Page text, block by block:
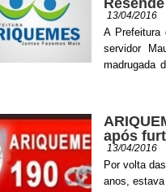
Resende
13/04/2016
A Prefeitura
servidor
madrugada
após
13/04/2016
Por volta
anos,